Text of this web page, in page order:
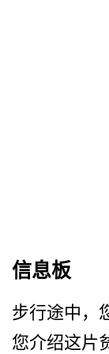
信息板
步行途中，
您介绍这片